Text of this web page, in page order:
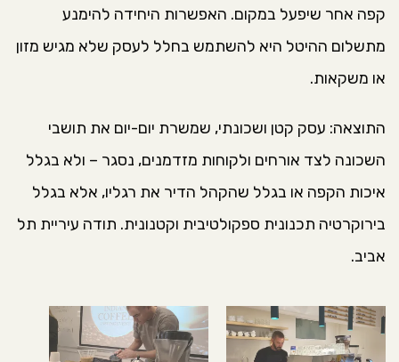
קפה אחר שיפעל במקום. האפשרות היחידה להימנע
מתשלום ההיטל היא להשתמש בחלל לעסק שלא מגיש מזון
או משקאות.
התוצאה: עסק קטן ושכונתי, שמשרת יום-יום את תושבי
השכונה לצד אורחים ולקוחות מזדמנים, נסגר – ולא בגלל
איכות הקפה או בגלל שהקהל הדיר את רגליו, אלא בגלל
בירוקרטיה תכנונית ספקולטיבית וקטנונית. תודה עיריית תל
אביב.